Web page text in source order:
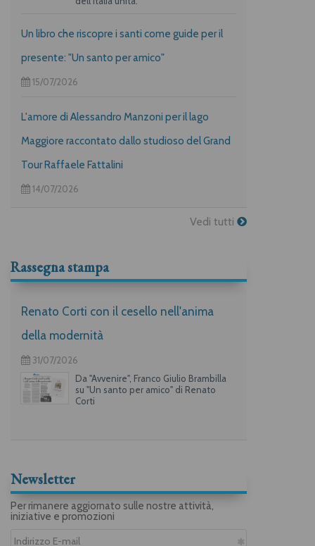
Un libro che riscopre i santi come guide per il
presente: "Un santo per amico"
15/07/2026
L'amore di Alessandro Manzoni per il lago
Maggiore raccontato dallo studioso del Grand
Tour Raffaele Fattalini
14/07/2026
Vedi tutti
Rassegna stampa
Renato Corti con il cesello nell'anima
della modernità
31/07/2026
Da "Avvenire", Franco Giulio Brambilla
su "Un santo per amico" di Renato
Corti
Newsletter
Per rimanere aggiornato sulle nostre attività,
iniziative e promozioni